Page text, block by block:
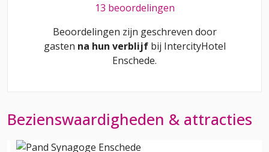
13 beoordelingen
Beoordelingen zijn geschreven door
gasten na hun verblijf bij IntercityHotel
Enschede.
Bezienswaardigheden & attracties